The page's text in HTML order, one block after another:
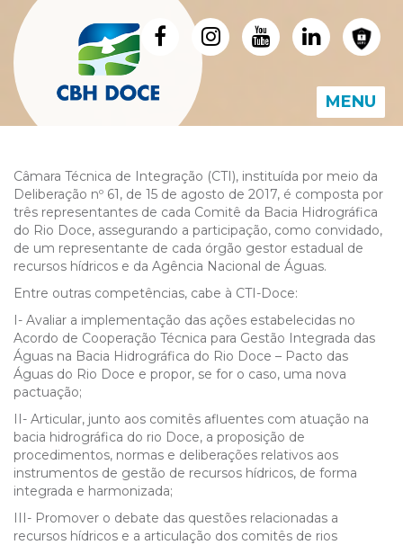
MENU
Câmara Técnica de Integração (CTI), instituída por meio da
Deliberação nº 61, de 15 de agosto de 2017, é composta por
três representantes de cada Comitê da Bacia Hidrográfica
do Rio Doce, assegurando a participação, como convidado,
de um representante de cada órgão gestor estadual de
recursos hídricos e da Agência Nacional de Águas.
Entre outras competências, cabe à CTI-Doce:
I- Avaliar a implementação das ações estabelecidas no
Acordo de Cooperação Técnica para Gestão Integrada das
Águas na Bacia Hidrográfica do Rio Doce – Pacto das
Águas do Rio Doce e propor, se for o caso, uma nova
pactuação;
II- Articular, junto aos comitês afluentes com atuação na
bacia hidrográfica do rio Doce, a proposição de
procedimentos, normas e deliberações relativos aos
instrumentos de gestão de recursos hídricos, de forma
integrada e harmonizada;
III- Promover o debate das questões relacionadas a
recursos hídricos e a articulação dos comitês de rios